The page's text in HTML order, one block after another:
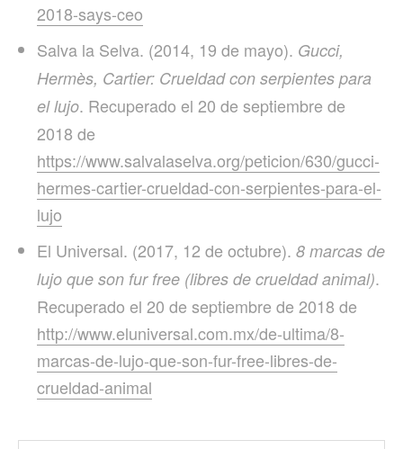
2018-says-ceo
Salva la Selva. (2014, 19 de mayo). Gucci,
Hermès, Cartier: Crueldad con serpientes para
el lujo. Recuperado el 20 de septiembre de
2018 de
https://www.salvalaselva.org/peticion/630/gucci-
hermes-cartier-crueldad-con-serpientes-para-el-
lujo
El Universal. (2017, 12 de octubre). 8 marcas de
lujo que son fur free (libres de crueldad animal).
Recuperado el 20 de septiembre de 2018 de
http://www.eluniversal.com.mx/de-ultima/8-
marcas-de-lujo-que-son-fur-free-libres-de-
crueldad-animal